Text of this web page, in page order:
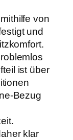
von
und
ist über
Bezug
klar